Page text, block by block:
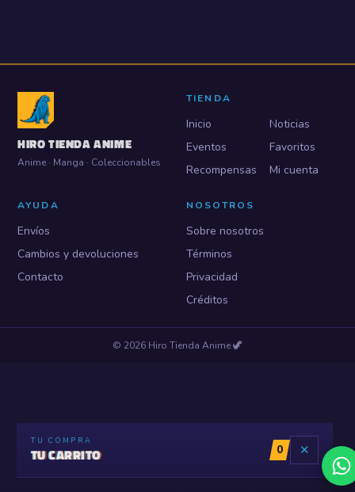
HIRO TIENDA ANIME
Anime · Manga · Coleccionables
TIENDA
Inicio
Noticias
Eventos
Favoritos
Recompensas
Mi cuenta
AYUDA
Envíos
Cambios y devoluciones
Contacto
NOSOTROS
Sobre nosotros
Términos
Privacidad
Créditos
© 2026 Hiro Tienda Anime🦖
TU COMPRA
TU CARRITO 0 ✕